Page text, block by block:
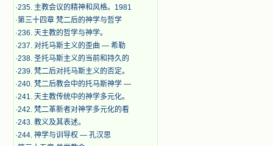
·235. 主教会议的精神和风格。1981
·第三十四章 梵二后的神学与哲学
·236. 天主教的哲学与神学。
·237. 对托马斯主义的歪曲 — 希勒
·238. 圣托马斯主义的当前和持久的
·239. 梵二后对托马斯主义的否定。
·240. 梵二后教会中的托马斯神学 —
·241. 天主教传统中的神学多元化。
·242. 梵二革新者对神学多元化的看
·243. 教义及其表述。
·244. 神学与训导权 — 孔汉思